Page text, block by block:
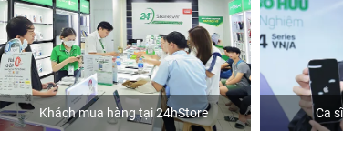
Khách mua hàng tại 24hStore Ca